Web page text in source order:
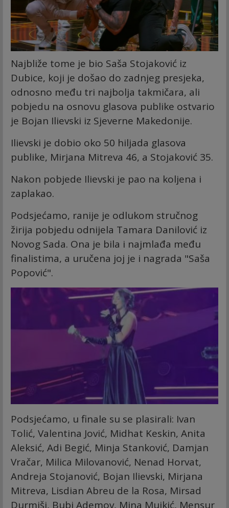
Najbliže tome je bio Saša Stojaković iz
Dubice, koji je došao do zadnjeg presjeka,
odnosno među tri najbolja takmičara, ali
pobjedu na osnovu glasova publike ostvario
je Bojan Ilievski iz Sjeverne Makedonije.
Ilievski je dobio oko 50 hiljada glasova
publike, Mirjana Mitreva 46, a Stojaković 35.
Nakon pobjede Ilievski je pao na koljena i
zaplakao.
Podsjećamo, ranije je odlukom stručnog
žirija pobjedu odnijela Tamara Danilović iz
Novog Sada. Ona je bila i najmlađa među
finalistima, a uručena joj je i nagrada "Saša
Popović".
Podsjećamo, u finale su se plasirali: Ivan
Tolić, Valentina Jović, Midhat Keskin, Anita
Aleksić, Adi Begić, Minja Stanković, Damjan
Vračar, Milica Milovanović, Nenad Horvat,
Andreja Stojanović, Bojan Ilievski, Mirjana
Mitreva, Lisdian Abreu de la Rosa, Mirsad
Durmiši, Bubi Ademov, Mina Mujkić, Mensur